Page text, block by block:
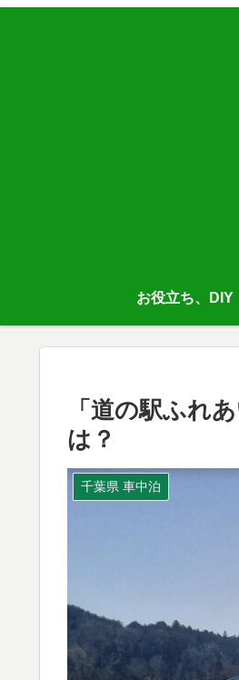
お役立ち、DIY
「道の駅ふれ
は？
千葉県 車中泊